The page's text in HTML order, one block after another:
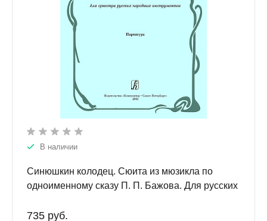
В наличии
Синюшкин колодец. Сюита из мюзикла по
одноименному сказу П. П. Бажова. Для русских
735 руб.